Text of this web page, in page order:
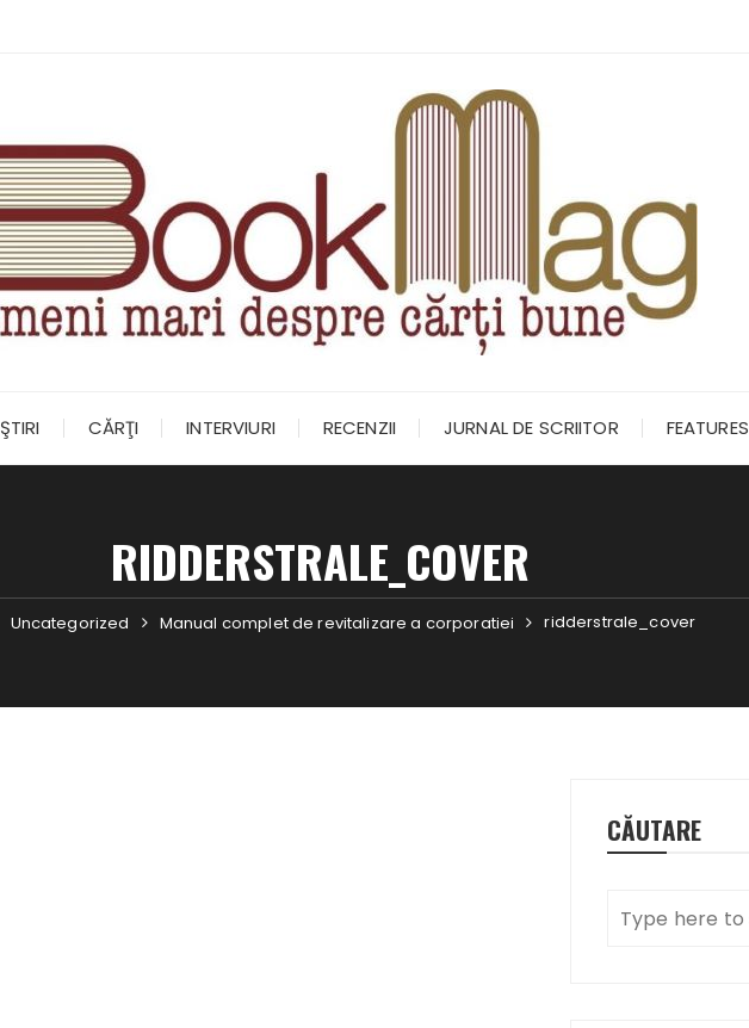
ŞTIRI CĂRŢI INTERVIURI RECENZII JURNAL DE SCRIITOR FEATURES
RIDDERSTRALE_COVER
Uncategorized Manual complet de revitalizare a corporatiei ridderstrale_cover
CĂUTARE